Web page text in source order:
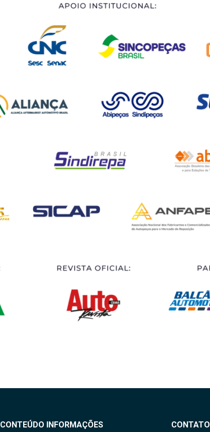
CONTEÚDO INFORMAÇÕES CONTATO